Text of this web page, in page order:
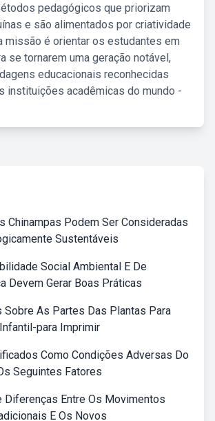
pedagógicos que priorizam
e são alimentados por criatividade
missão é orientar os estudantes em
se tornarem uma geração notável,
educacionais reconhecidas
instituições acadêmicas do mundo -
Chinampas Podem Ser Consideradas
Sustentáveis
Social Ambiental E De
Devem Gerar Boas Práticas
Sobre As Partes Das Plantas Para
para Imprimir
Como Condições Adversas Do
Seguintes Fatores
Diferenças Entre Os Movimentos
E Os Novos